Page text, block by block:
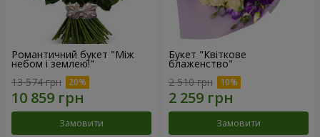
Романтичний букет "Між
небом і землею!"
13 574 грн
Замовити
Букет "Квіткове
блаженство"
2 510 грн
Замовити